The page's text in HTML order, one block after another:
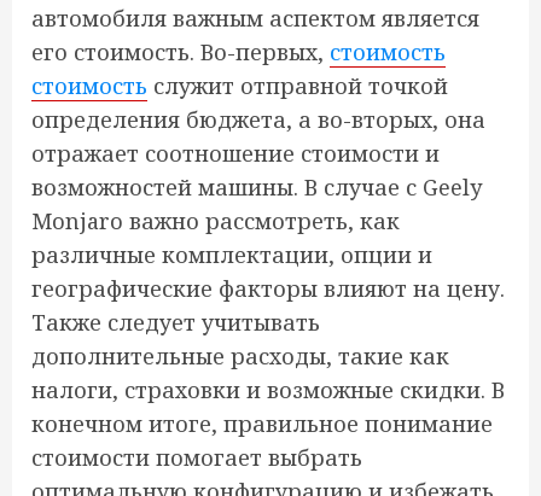
автомобиля важным аспектом является
его стоимость. Во-первых, стоимость
стоимость служит отправной точкой
определения бюджета, а во-вторых, она
отражает соотношение стоимости и
возможностей машины. В случае с Geely
Monjaro важно рассмотреть, как
различные комплектации, опции и
географические факторы влияют на цену.
Также следует учитывать
дополнительные расходы, такие как
налоги, страховки и возможные скидки. В
конечном итоге, правильное понимание
стоимости помогает выбрать